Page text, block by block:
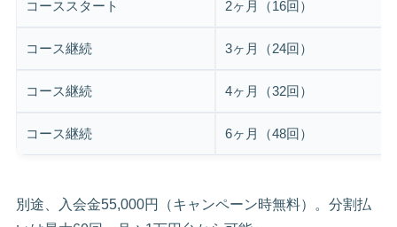
コーススタート 2ヶ月（16回）
コース継続 3ヶ月（24回）
コース継続 4ヶ月（32回）
コース継続 6ヶ月（48回）
別途、入会金55,000円（キャンペーン時無料）。分割払